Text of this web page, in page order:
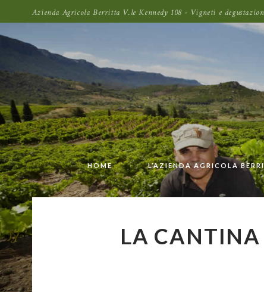
Azienda Agricola Berritta V.le Kennedy 108 - Vigneti e
HOME L’AZIENDA AGRICOLA
LA CANTINA